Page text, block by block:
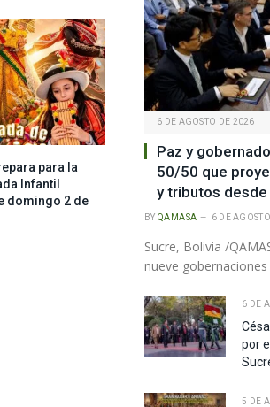
para la
Infantil
domingo 2 de
6 DE AGOSTO DE 2026
Paz y
50/50 que
y tributos
BY QAMASA 6 DE
Sucre, Bolivia /
nueve
6 DE
por
5 DE